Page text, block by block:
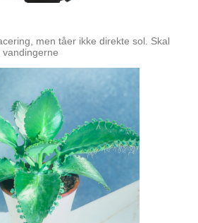
men tåer ikke direkte sol. Skal